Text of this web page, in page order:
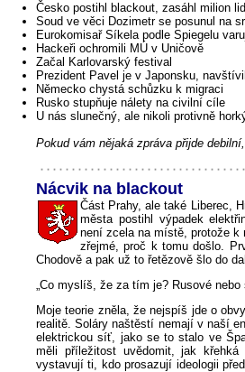
Česko postihl blackout, zasáhl milion
Soud ve věci Dozimetr se posunul na
Eurokomisař Síkela podle Spiegelu
Hackeři ochromili MÚ v Uničově
Začal Karlovarský festival
Prezident Pavel je v Japonsku,
Německo chystá schůzku k migraci
Rusko stupňuje nálety na civilní cíle
U nás slunečný, ale nikoli protivně
Pokud vám nějaká zpráva přijde
Nácvik na blackout
Část Prahy, ale také Liberec,
města postihl výpadek
není zcela na místě, protože k
zřejmé, proč k tomu došlo.
Chodově a pak už to řetězově šlo do
„Co myslíš, že za tím je? Rusové nebo
Moje teorie zněla, že nejspíš jde o
realitě. Soláry naštěstí nemají v naší
elektrickou síť, jako se to stalo ve
měli příležitost uvědomit, jak
vystavují ti, kdo prosazují ideologii